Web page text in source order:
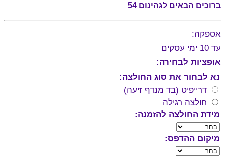
ברוכים הבאים לגהינום 54
אספקה:
עד 10 ימי עסקים
אופציות לבחירה:
נא לבחור את סוג החולצה:
דרייפיט (בד מנדף זיעה)
חולצה רגילה
מידת החולצה להזמנה:
מיקום ההדפס: